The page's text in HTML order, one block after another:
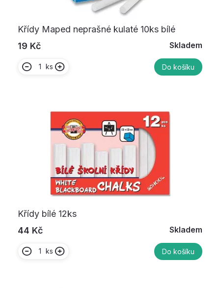
Křídy Maped neprašné kulaté 10ks bílé
19 Kč
Skladem
ks Do košíku
Křídy bílé 12ks
44 Kč
Skladem
ks Do košíku